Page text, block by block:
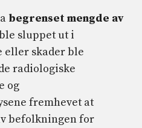
begrenset mengde av
sluppet ut i
skader ble
radiologiske
og
fremhevet at
befolkningen for